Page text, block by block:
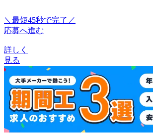
＼最短45秒で完了／
応募へ進む
詳しく
見る